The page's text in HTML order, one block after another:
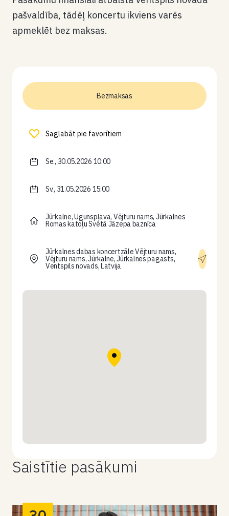
pašvaldība, tādēļ koncertu ikviens varēs
apmeklēt bez maksas.
Bezmaksas
Saglabāt pie favorītiem
Se., 30.05.2026 10:00
Sv., 31.05.2026 15:00
Jūrkalne, Ugunspļava, Vējturu nams, Jūrkalnes
Romas katoļu Svētā Jāzepa baznīca
Jūrkalnes dabas koncertzāle Vējturu nams,
Vējturu nams, Jūrkalne, Jūrkalnes pagasts,
Ventspils novads, Latvija
Saistītie pasākumi